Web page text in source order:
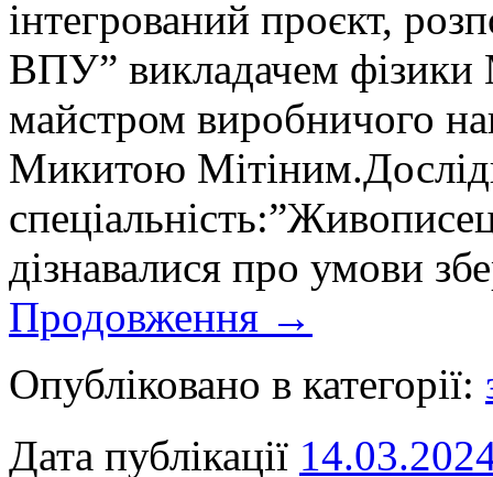
інтегрований проєкт,
ВПУ” викладачем
майстром виробничого
Микитою
дізнавалися про умови
Продовження →
Опубліковано в категорії:
Дата публікації